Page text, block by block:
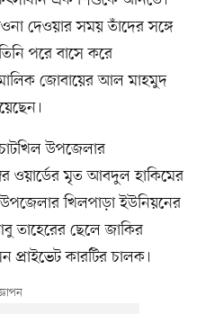
দেওয়ার সময় তাঁদের সঙ্গে
পরে বাসে করে
মালিক জোবায়ের আল মাহমুদ
উপজেলার
ওয়ার্ডের মৃত আবদুল হাকিমের
খিলপাড়া ইউনিয়নের
তাহেরের ছেলে জাকির
কারটির চালক।